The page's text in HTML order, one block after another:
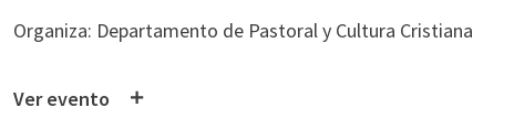
Organiza: Departamento de Pastoral y Cultura Cristiana
Ver evento